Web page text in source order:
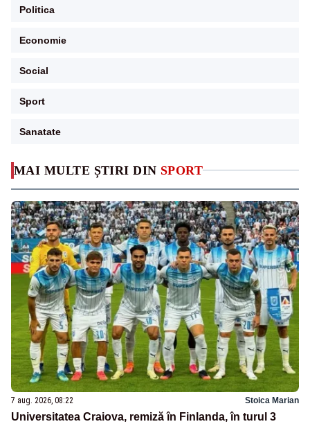
MAI MULTE ȘTIRI DIN SPORT
7 aug. 2026, 08:22 Stoica Marian
Universitatea Craiova, remiză în Finlanda, în turul 3
Politica
Economie
Social
Sport
Sanatate